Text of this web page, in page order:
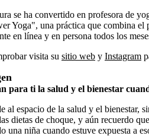
se ha convertido en profesora de
Yoga", una práctica que combina
en línea y en persona todos los
visita su sitio web y Instagram
para ti la salud y el bienestar
al espacio de la salud y el bienestar,
dietas de choque, y aún recuerdo
una niña cuando estuve expuesta a